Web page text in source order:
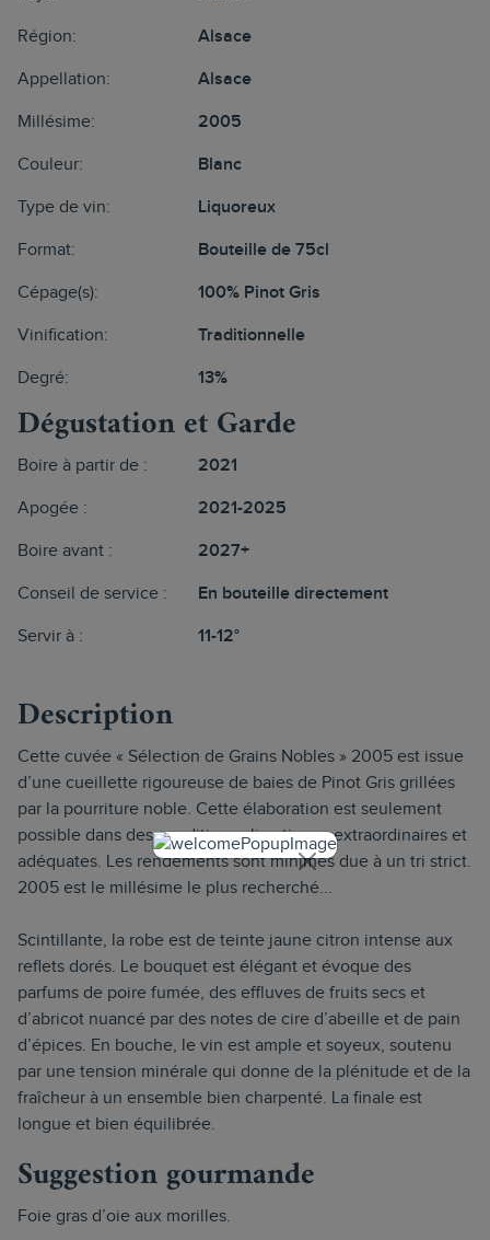
Région: Alsace
Appellation: Alsace
Millésime: 2005
Couleur: Blanc
Type de vin: Liquoreux
Format: Bouteille de 75cl
Cépage(s): 100% Pinot Gris
Vinification: Traditionnelle
Degré: 13%
Dégustation et Garde
Boire à partir de : 2021
Apogée : 2021-2025
Boire avant : 2027+
Conseil de service : En bouteille directement
Servir à : 11-12°
Description
Cette cuvée « Sélection de Grains Nobles » 2005 est issue
d’une cueillette rigoureuse de baies de Pinot Gris grillées
par la pourriture noble. Cette élaboration est seulement
possible dans des conditions climatiques extraordinaires et
adéquates. Les rendements sont minimes due à un tri strict.
2005 est le millésime le plus recherché...
Scintillante, la robe est de teinte jaune citron intense aux
reflets dorés. Le bouquet est élégant et évoque des
parfums de poire fumée, des effluves de fruits secs et
d’abricot nuancé par des notes de cire d’abeille et de pain
d’épices. En bouche, le vin est ample et soyeux, soutenu
par une tension minérale qui donne de la plénitude et de la
fraîcheur à un ensemble bien charpenté. La finale est
longue et bien équilibrée.
Suggestion gourmande
Foie gras d’oie aux morilles.